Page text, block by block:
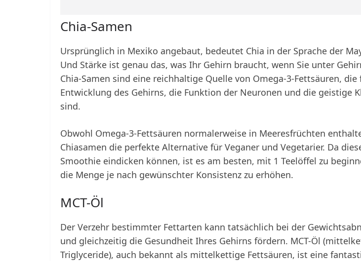
Chia-Samen
Ursprünglich in Mexiko angebaut, bedeutet Chia in der Sprache der
Und Stärke ist genau das, was Ihr Gehirn braucht, wenn Sie unter
Chia-Samen sind eine reichhaltige Quelle von Omega-3-Fettsäuren, die
Entwicklung des Gehirns, die Funktion der Neuronen und die geistige
sind.
Obwohl Omega-3-Fettsäuren normalerweise in Meeresfrüchten
Chiasamen die perfekte Alternative für Veganer und Vegetarier. Da
Smoothie eindicken können, ist es am besten, mit 1 Teelöffel zu
die Menge je nach gewünschter Konsistenz zu erhöhen.
MCT-Öl
Der Verzehr bestimmter Fettarten kann tatsächlich bei der
und gleichzeitig die Gesundheit Ihres Gehirns fördern. MCT-Öl
Triglyceride), auch bekannt als mittelkettige Fettsäuren, ist eine